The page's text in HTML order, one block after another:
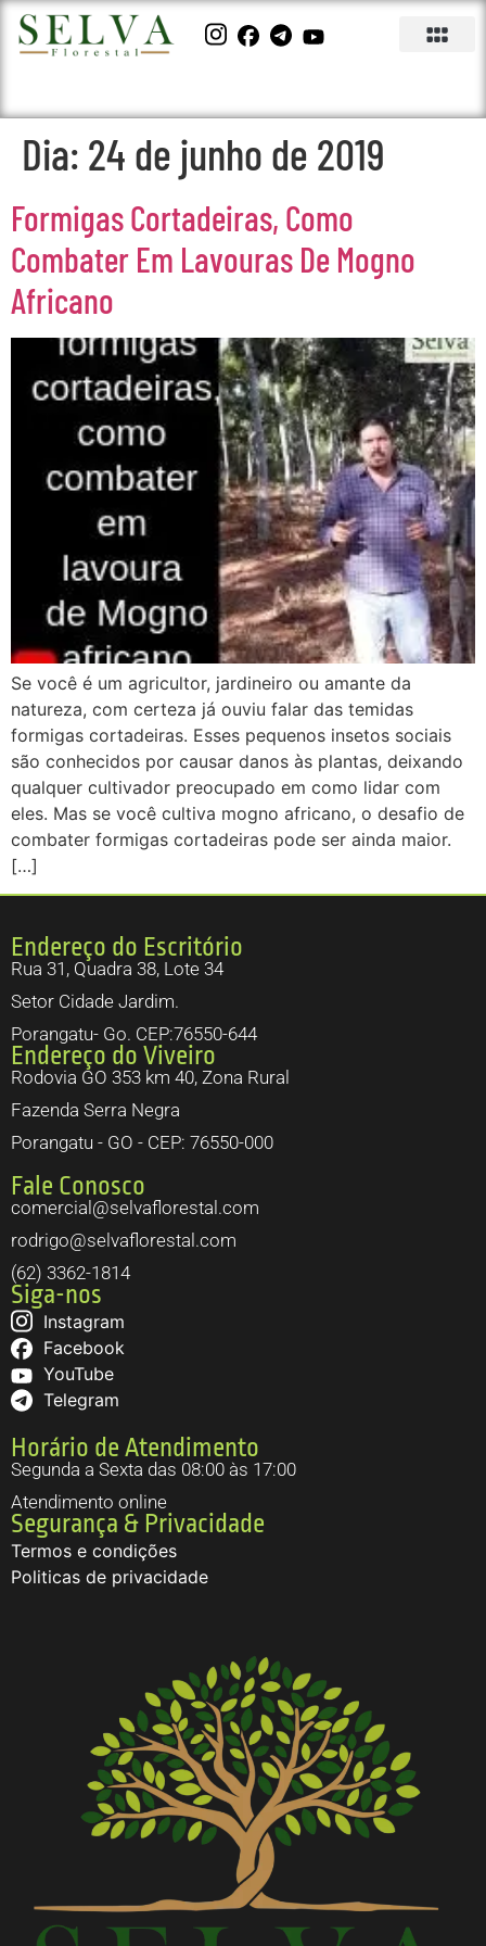
Dia: 24 de junho de 2019
Formigas Cortadeiras, Como
Combater Em Lavouras De Mogno
Africano
Se você é um agricultor, jardineiro ou amante da
natureza, com certeza já ouviu falar das temidas
formigas cortadeiras. Esses pequenos insetos sociais
são conhecidos por causar danos às plantas, deixando
qualquer cultivador preocupado em como lidar com
eles. Mas se você cultiva mogno africano, o desafio de
combater formigas cortadeiras pode ser ainda maior.
[…]
Endereço do Escritório
Rua 31, Quadra 38, Lote 34
Setor Cidade Jardim.
Porangatu- Go. CEP:76550-644
Endereço do Viveiro
Rodovia GO 353 km 40, Zona Rural
Fazenda Serra Negra
Porangatu - GO - CEP: 76550-000
Fale Conosco
comercial@selvaflorestal.com
rodrigo@selvaflorestal.com
(62) 3362-1814
Siga-nos
Instagram
Facebook
YouTube
Telegram
Horário de Atendimento
Segunda a Sexta das 08:00 às 17:00
Atendimento online
Segurança & Privacidade
Termos e condições
Politicas de privacidade